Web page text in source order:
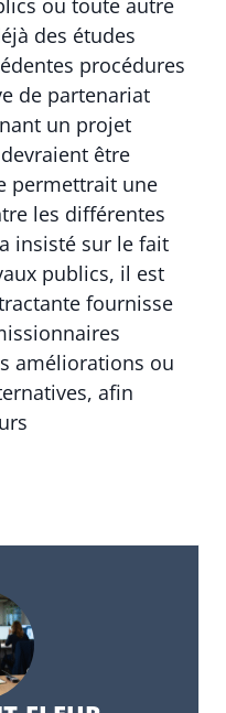
ou toute autre
des études
procédures
de partenariat
un projet
être
permettrait une
les différentes
insisté sur le fait
publics, il est
fournisse
améliorations ou
afin